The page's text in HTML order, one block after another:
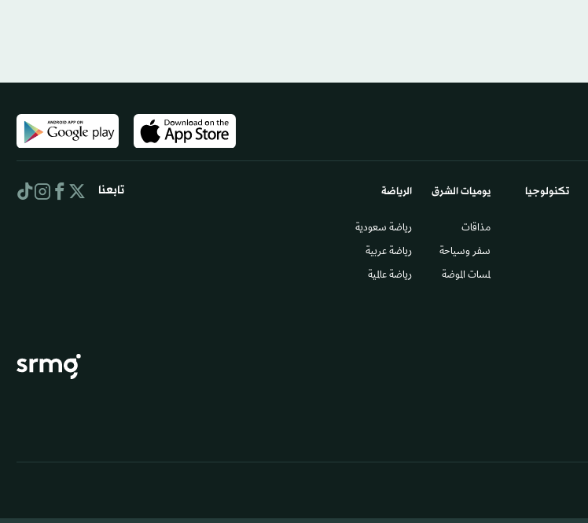
تكنولوجيا يوميات الشرق​
مذاقات
سفر وسياحة
لمسات الموضة
الرياضة
رياضة سعودية
رياضة عربية
رياضة عالمية
تابعنا